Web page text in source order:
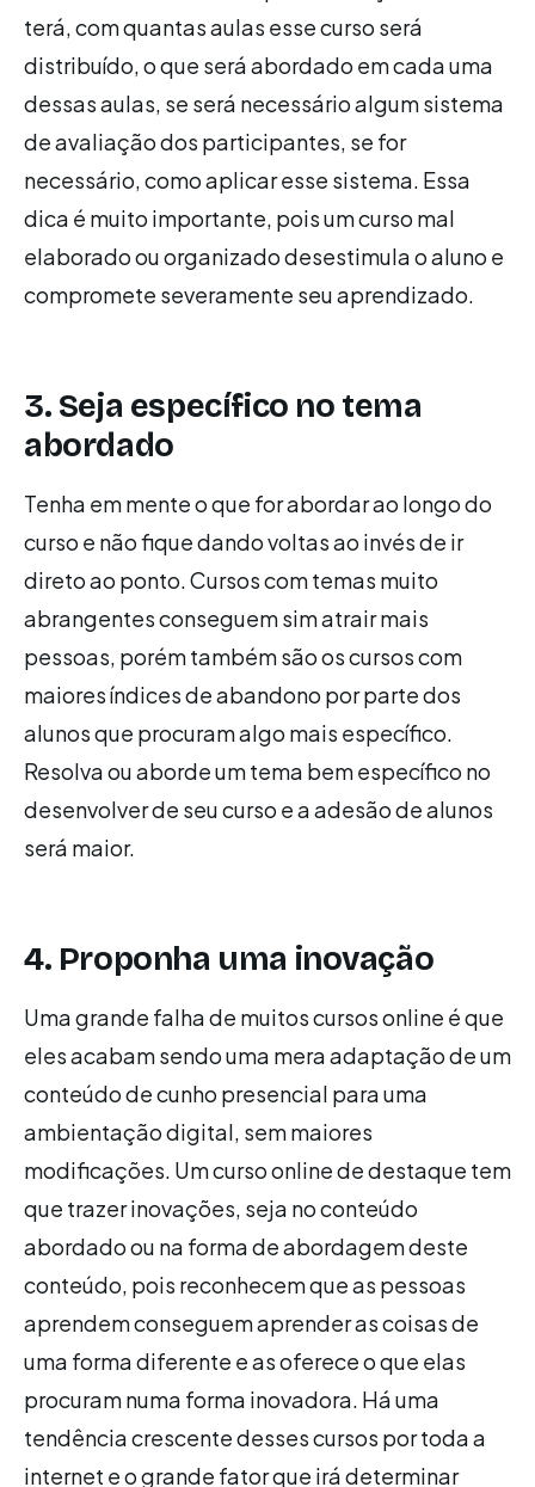
terá, com quantas aulas esse curso será
distribuído, o que será abordado em cada uma
dessas aulas, se será necessário algum sistema
de avaliação dos participantes, se for
necessário, como aplicar esse sistema. Essa
dica é muito importante, pois um curso mal
elaborado ou organizado desestimula o aluno e
compromete severamente seu aprendizado.
3. Seja específico no tema
abordado
Tenha em mente o que for abordar ao longo do
curso e não fique dando voltas ao invés de ir
direto ao ponto. Cursos com temas muito
abrangentes conseguem sim atrair mais
pessoas, porém também são os cursos com
maiores índices de abandono por parte dos
alunos que procuram algo mais específico.
Resolva ou aborde um tema bem específico no
desenvolver de seu curso e a adesão de alunos
será maior.
4. Proponha uma inovação
Uma grande falha de muitos cursos online é que
eles acabam sendo uma mera adaptação de um
conteúdo de cunho presencial para uma
ambientação digital, sem maiores
modificações. Um curso online de destaque tem
que trazer inovações, seja no conteúdo
abordado ou na forma de abordagem deste
conteúdo, pois reconhecem que as pessoas
aprendem conseguem aprender as coisas de
uma forma diferente e as oferece o que elas
procuram numa forma inovadora. Há uma
tendência crescente desses cursos por toda a
internet e o grande fator que irá determinar